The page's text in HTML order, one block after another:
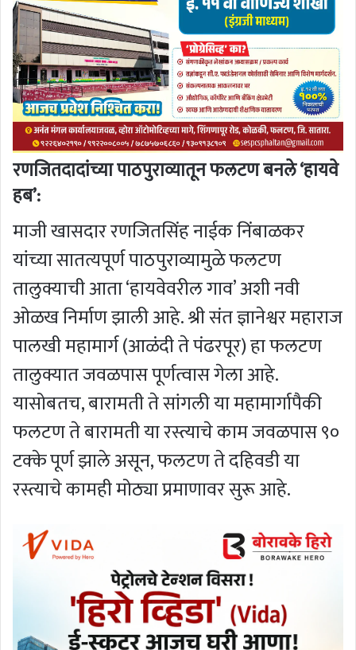
रणजितदादांच्या पाठपुराव्यातून फलटण बनले ‘हायवे
हब’:
माजी खासदार रणजितसिंह नाईक निंबाळकर
यांच्या सातत्यपूर्ण पाठपुराव्यामुळे फलटण
तालुक्याची आता ‘हायवेवरील गाव’ अशी नवी
ओळख निर्माण झाली आहे. श्री संत ज्ञानेश्वर महाराज
पालखी महामार्ग (आळंदी ते पंढरपूर) हा फलटण
तालुक्यात जवळपास पूर्णत्वास गेला आहे.
यासोबतच, बारामती ते सांगली या महामार्गापैकी
फलटण ते बारामती या रस्त्याचे काम जवळपास ९०
टक्के पूर्ण झाले असून, फलटण ते दहिवडी या
रस्त्याचे कामही मोठ्या प्रमाणावर सुरू आहे.